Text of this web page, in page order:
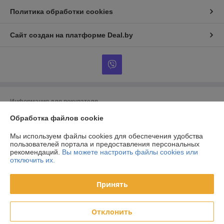
Политика обработки cookies
Сайт создан на платформе Deal.by
Информация для покупателя
Индивидуальный предприниматель:
Регистрационный номер ЕГР: 291557186
УНП: 291557186
Регистрационный орган: Администрация Московского района г. Бреста
Дата регистрации компании: 18.02.2019
Ссылка на свидетельство/лицензию
Местонахождение книги жалоб и предложений: ул. Пионерская 40
Обработка файлов cookie
Мы используем файлы cookies для обеспечения удобства
пользователей портала и предоставления персональных
рекомендаций. Вы можете настроить файлы cookies или
отключить их.
Принять
Отклонить